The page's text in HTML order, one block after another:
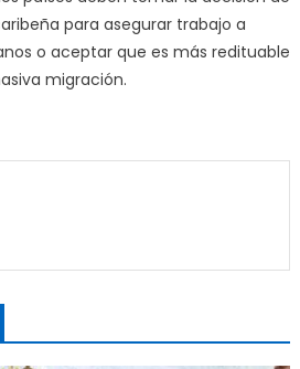
para asegurar trabajo a
o aceptar que es más redituable
migración.